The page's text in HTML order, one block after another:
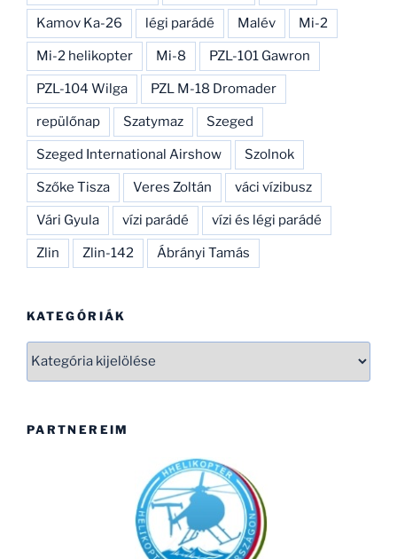
Kamov Ka-26 légi parádé Malév Mi-2
Mi-2 helikopter Mi-8 PZL-101 Gawron
PZL-104 Wilga PZL M-18 Dromader
repülőnap Szatymaz Szeged
Szeged International Airshow Szolnok
Szőke Tisza Veres Zoltán váci vízibusz
Vári Gyula vízi parádé vízi és légi parádé
Zlin Zlin-142 Ábrányi Tamás
KATEGÓRIÁK
PARTNEREIM